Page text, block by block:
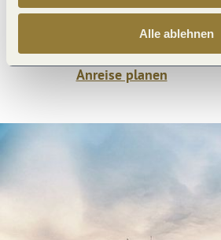
Alle ablehnen
Anreise planen